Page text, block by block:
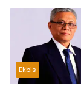
Ekbis